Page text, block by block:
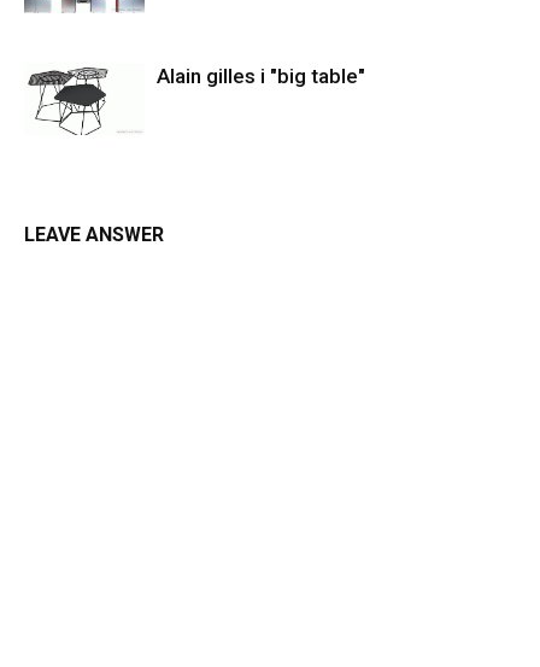
Alain gilles i "big table"
LEAVE ANSWER